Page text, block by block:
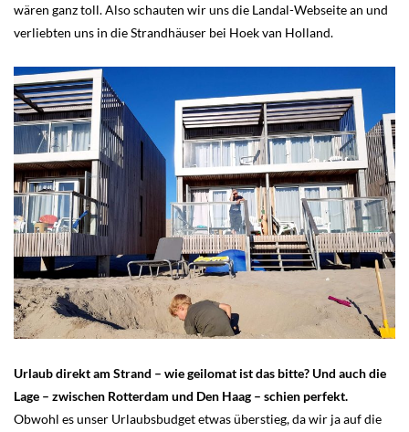
wären ganz toll. Also schauten wir uns die Landal-Webseite an und
verliebten uns in die Strandhäuser bei Hoek van Holland.
Urlaub direkt am Strand – wie geilomat ist das bitte? Und auch die
Lage – zwischen Rotterdam und Den Haag – schien perfekt.
Obwohl es unser Urlaubsbudget etwas überstieg, da wir ja auf die